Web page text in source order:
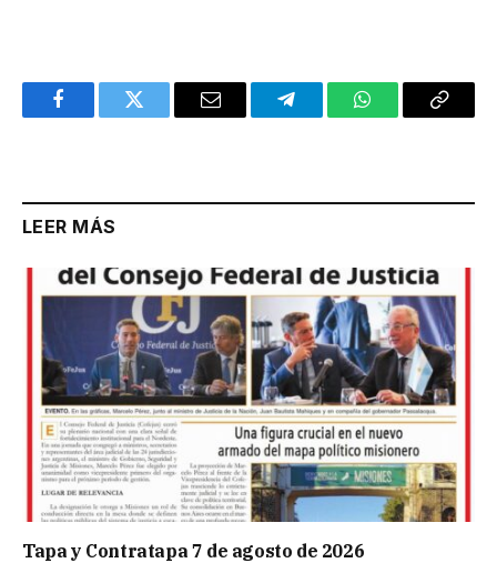
FacebookTwitter Email TelegramWhatsAppCopy
LEER MÁS
Tapa y Contratapa 7 de agosto de 2026